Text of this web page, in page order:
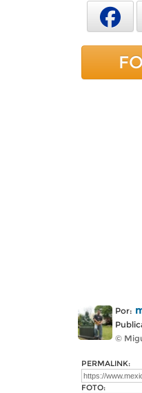
Por:
©
PERMALINK:
FOTO: